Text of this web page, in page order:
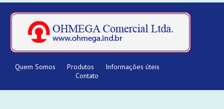
Quem Somos Produtos
Informações úteis
Contato